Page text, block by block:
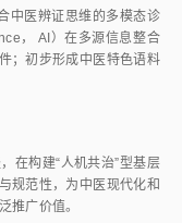
中医辨证思维的多模态诊
， AI）在多源信息整合
；初步形成中医特色语料
在构建“人机共治”型基层
规范性，为中医现代化和
推广价值。